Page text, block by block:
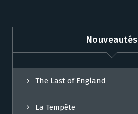
Nouveautés
The Last of England
La Tempête